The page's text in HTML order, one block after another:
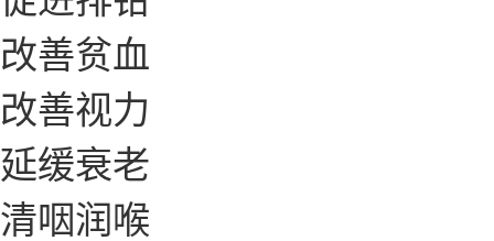
改善贫血
改善视力
延缓衰老
清咽润喉